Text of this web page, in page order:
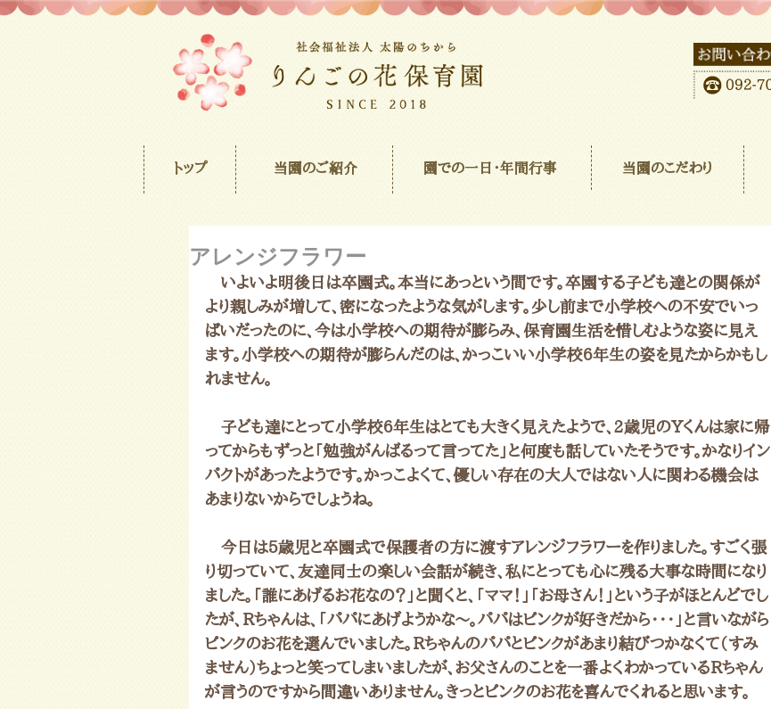
トップ 当園のご紹介 園での一日･年間行事 当園のこだわり
アレンジフラワー
いよいよ明後日は卒園式。本当にあっという間です。卒園する子ども達との関係が
より親しみが増して、密になったような気がします。少し前まで小学校への不安でいっ
ぱいだったのに、今は小学校への期待が膨らみ、保育園生活を惜しむような姿に見え
ます。小学校への期待が膨らんだのは、かっこいい小学校6年生の姿を見たからかもし
れません。
子ども達にとって小学校6年生はとても大きく見えたようで、2歳児のYくんは家に帰
ってからもずっと「勉強がんばるって言ってた」と何度も話していたそうです。かなりイン
パクトがあったようです。かっこよくて、優しい存在の大人ではない人に関わる機会は
あまりないからでしょうね。
今日は5歳児と卒園式で保護者の方に渡すアレンジフラワーを作りました。すごく張
り切っていて、友達同士の楽しい会話が続き、私にとっても心に残る大事な時間になり
ました。「誰にあげるお花なの？」と聞くと、「ママ！」「お母さん！」という子がほとんどでし
たが、Rちゃんは、「パパにあげようかな～。パパはピンクが好きだから・・・」と言いながら
ピンクのお花を選んでいました。Rちゃんのパパとピンクがあまり結びつかなくて（すみ
ません）ちょっと笑ってしまいましたが、お父さんのことを一番よくわかっているRちゃん
が言うのですから間違いありません。きっとピンクのお花を喜んでくれると思います。